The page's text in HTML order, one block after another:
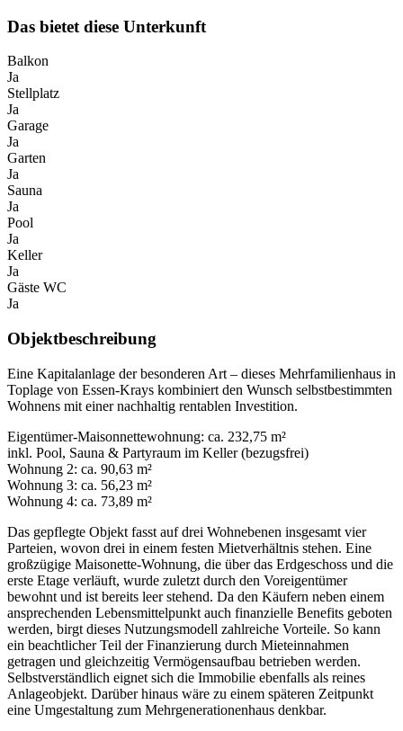
Das bietet diese Unterkunft
Balkon
Ja
Stellplatz
Ja
Garage
Ja
Garten
Ja
Sauna
Ja
Pool
Ja
Keller
Ja
Gäste WC
Ja
Objektbeschreibung
Eine Kapitalanlage der besonderen Art – dieses Mehrfamilienhaus in
Toplage von Essen-Krays kombiniert den Wunsch selbstbestimmten
Wohnens mit einer nachhaltig rentablen Investition.
Eigentümer-Maisonnettewohnung: ca. 232,75 m²
inkl. Pool, Sauna & Partyraum im Keller (bezugsfrei)
Wohnung 2: ca. 90,63 m²
Wohnung 3: ca. 56,23 m²
Wohnung 4: ca. 73,89 m²
Das gepflegte Objekt fasst auf drei Wohnebenen insgesamt vier
Parteien, wovon drei in einem festen Mietverhältnis stehen. Eine
großzügige Maisonette-Wohnung, die über das Erdgeschoss und die
erste Etage verläuft, wurde zuletzt durch den Voreigentümer
bewohnt und ist bereits leer stehend. Da den Käufern neben einem
ansprechenden Lebensmittelpunkt auch finanzielle Benefits geboten
werden, birgt dieses Nutzungsmodell zahlreiche Vorteile. So kann
ein beachtlicher Teil der Finanzierung durch Mieteinnahmen
getragen und gleichzeitig Vermögensaufbau betrieben werden.
Selbstverständlich eignet sich die Immobilie ebenfalls als reines
Anlageobjekt. Darüber hinaus wäre zu einem späteren Zeitpunkt
eine Umgestaltung zum Mehrgenerationenhaus denkbar.